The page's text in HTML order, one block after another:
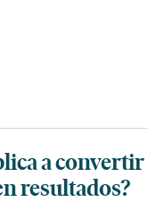
a convertir
resultados?